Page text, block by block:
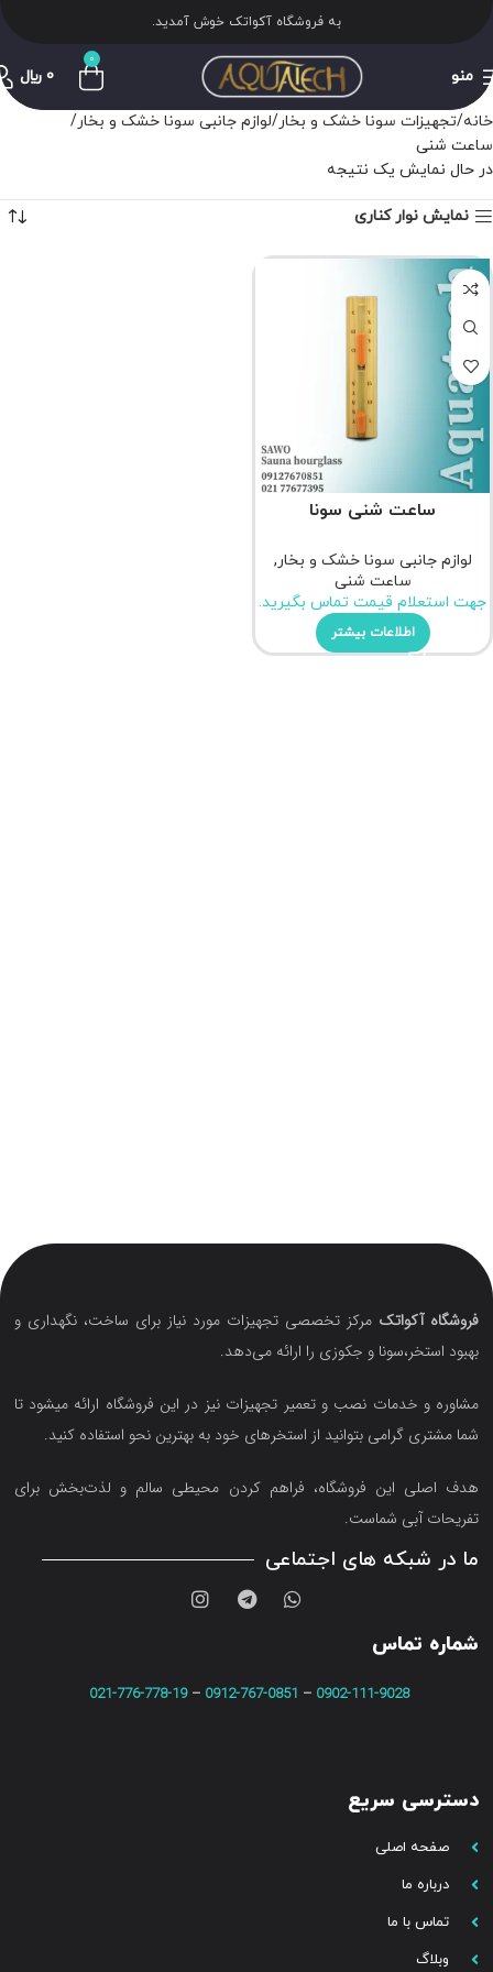
به فروشگاه آکواتک خوش آمدید.
منو
0
0 ﷼
خانه تجهیزات سونا خشک و بخار لوازم جانبی سونا خشک و بخار
ساعت شنی
در حال نمایش یک نتیجه
نمایش نوار کناری
ساعت شنی سونا
لوازم جانبی سونا خشک و بخار,
ساعت شنی
جهت استعلام قیمت تماس بگیرید.
اطلاعات بیشتر
فروشگاه آکواتک مرکز تخصصی تجهیزات مورد نیاز برای ساخت، نگهداری و
بهبود استخر،سونا و جکوزی را ارائه می‌دهد.
مشاوره و خدمات نصب و تعمیر تجهیزات نیز در این فروشگاه ارائه میشود تا
شما مشتری گرامی بتوانید از استخرهای خود به بهترین نحو استفاده کنید.
هدف اصلی این فروشگاه‌، فراهم کردن محیطی سالم و لذت‌بخش برای
تفریحات آبی شماست.
ما در شبکه های اجتماعی
شماره تماس
0902-111-9028
–
0912-767-0851
–
021-776-778-19
دسترسی سریع
صفحه اصلی
درباره ما
تماس با ما
وبلاگ